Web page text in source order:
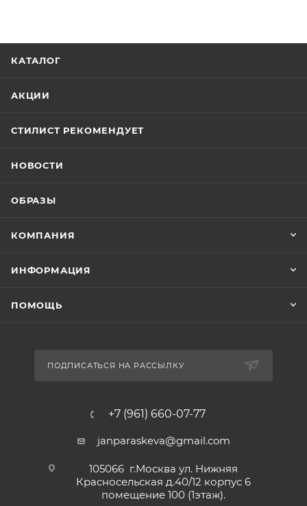
КАТАЛОГ
АКЦИИ
СТИЛИСТ РЕКОМЕНДУЕТ
НОВОСТИ
ОБРАЗЫ
КОМПАНИЯ
ИНФОРМАЦИЯ
ПОМОЩЬ
ПОДПИСАТЬСЯ НА РАССЫЛКУ
+7 (961) 660-07-77
janparaskeva@gmail.com
105066 г.Москва ул. Нижняя
Красносельская д.40/12 корпус 6
помещение 100 (1этаж).